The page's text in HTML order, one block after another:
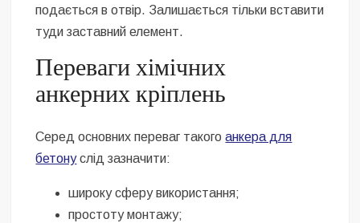
подається в отвір. Залишається тільки вставити
туди заставний елемент.
Переваги хімічних
анкерних кріплень
Серед основних переваг такогоанкера для
бетонуслід зазначити:
широку сферу використання;
простоту монтажу;